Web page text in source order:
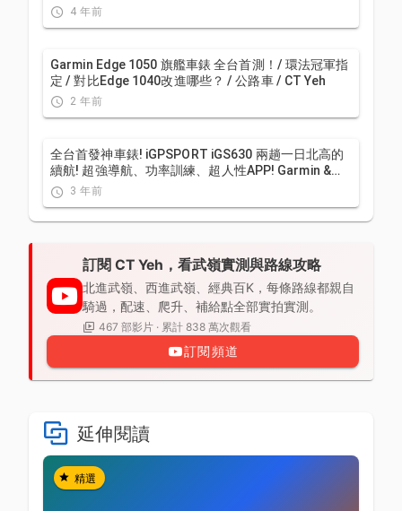
MIPS | CT Yeh | 公路車
4 年前
Garmin Edge 1050 旗艦車錶 全台首測！/ 環法冠軍指
定 / 對比Edge 1040改進哪些？ / 公路車 / CT Yeh
2 年前
全台首發神車錶! iGPSPORT iGS630 兩趟一日北高的
續航! 超強導航、功率訓練、超人性APP! Garmin &
Bryton 有對手了嗎？ | 公路車 ｜CT Yeh
3 年前
訂閱 CT Yeh，看武嶺實測與路線攻略
北進武嶺、西進武嶺、經典百K，每條路線都親自
騎過，配速、爬升、補給點全部實拍實測。
467 部影片 · 累計 838 萬次觀看
訂閱頻道
延伸閱讀
精選